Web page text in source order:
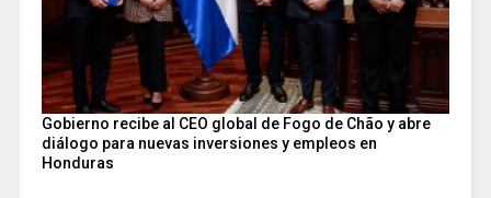
Gobierno recibe al CEO global de Fogo de Chão y abre
diálogo para nuevas inversiones y empleos en
Honduras